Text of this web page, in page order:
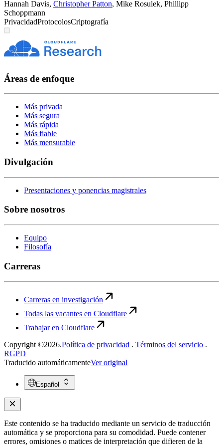
Hannah Davis, Christopher Patton, Mike Rosulek, Phillipp
Schoppmann
PrivacidadProtocolosCriptografía
Áreas de enfoque
Más privada
Más segura
Más rápida
Más fiable
Más mensurable
Divulgación
Presentaciones y ponencias magistrales
Sobre nosotros
Equipo
Filosofía
Carreras
Carreras en investigación
Todas las vacantes en Cloudflare
Trabajar en Cloudflare
Copyright ©2026.Política de privacidad . Términos del servicio .
RGPD
Traducido automáticamenteVer original
Español
Este contenido se ha traducido mediante un servicio de traducción
automática y se proporciona para su comodidad. Puede contener
errores, omisiones o matices de interpretación que difieren de la